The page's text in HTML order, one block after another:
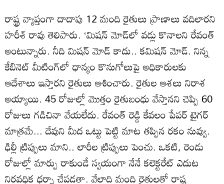
రాష్ట్ర వ్యాప్తంగా దాదాపు 12 మంది రైతులు ప్రాణాలు వదిలారని
హరీశ్ రావు తెలిపారు. ‘మిషన్ మోడ్‌లో వడ్లు కొనాలని రేవంత్
అంటున్నారు. నీది మిషన్ మోడ్ కాదు.. కమిషన్ మోడ్. నిన్న
కేబినెట్ మీటింగ్‌లో ధాన్యం కొనుగోలుపై అధికారులకు
ఆదేశాలు ఇస్తారని రైతులు ఆశించారు. రైతుల ఆశలు నిరాశ
అయ్యాయి. 45 రోజుల్లో మొత్తం రైతుబంధు వేస్తానని చెప్పి 60
రోజులు గడిచినా వేయలేదు. రేవంత్ రెడ్డి కేవలం పేపర్ టైగర్
మాత్రమే... దేవుని మీద ఒట్టు పెట్టి మాట తప్పిన రకం నువ్వు.
ఢిల్లీ ట్రిప్పులు మాని.. లారీల ట్రిప్పులు పెంచు. ఒకటి, రెండు
రోజుల్లో మార్పు రాకుండే స్వయంగా నేనే కలెక్టరేట్ ఎదుట
నిరవధిక ధర్నా చేపడతా. వేలాది మంది రైతులతో రాష్ట్ర